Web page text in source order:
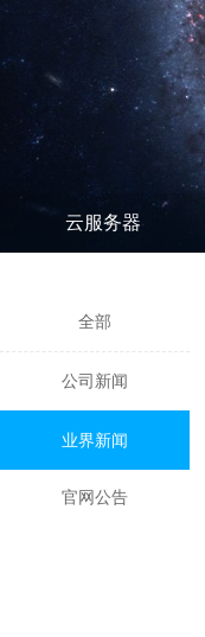
云服务器
全部
公司新闻
业界新闻
官网公告